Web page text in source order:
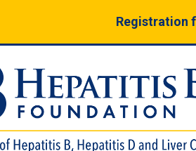
Registration